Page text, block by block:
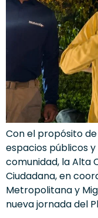
Con el propósito
espacios públicos
comunidad, la Alta
Ciudadana, en
Metropolitana y
nueva jornada del